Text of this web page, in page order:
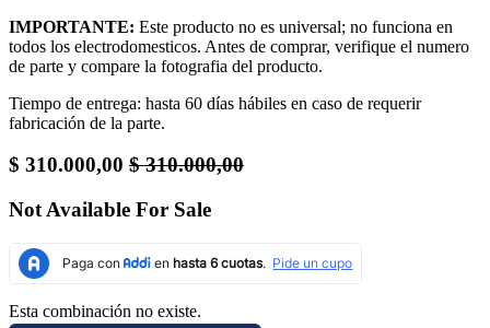
IMPORTANTE: Este producto no es universal; no funciona en
todos los electrodomesticos. Antes de comprar, verifique el numero
de parte y compare la fotografia del producto.
Tiempo de entrega: hasta 60 días hábiles en caso de requerir
fabricación de la parte.
$ 310.000,00 $310.000,00
Not Available For Sale
Esta combinación no existe.